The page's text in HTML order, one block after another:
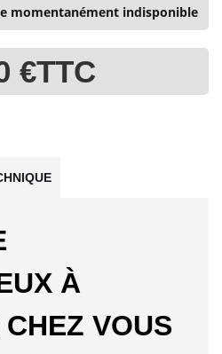
momentanément indisponible
€TTC
À
VOUS